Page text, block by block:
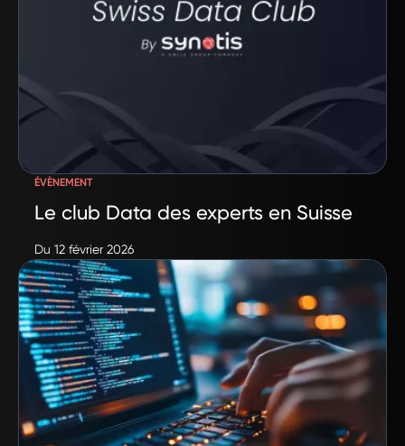
ÉVÈNEMENT
Le club Data des experts en Suisse
Du 12 février 2026